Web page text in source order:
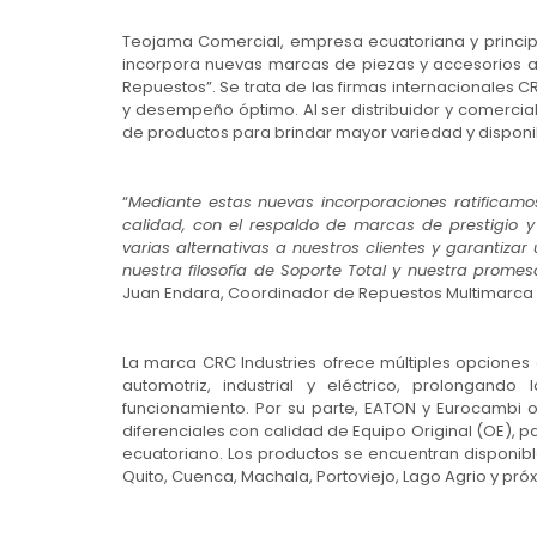
Teojama Comercial, empresa ecuatoriana y
incorpora nuevas marcas de piezas y accesorios
Repuestos”. Se trata de las firmas internacionales
y desempeño óptimo. Al ser distribuidor y
de productos para brindar mayor variedad y
“Mediante estas nuevas incorporaciones
calidad, con el respaldo de marcas de prestigio
varias alternativas a nuestros clientes y
nuestra filosofía de Soporte Total y nuestra
Juan Endara, Coordinador de Repuestos
La marca CRC Industries ofrece múltiples
automotriz, industrial y eléctrico,
funcionamiento. Por su parte, EATON y
diferenciales con calidad de Equipo Original (OE),
ecuatoriano. Los productos se encuentran
Quito, Cuenca, Machala, Portoviejo, Lago Agrio y